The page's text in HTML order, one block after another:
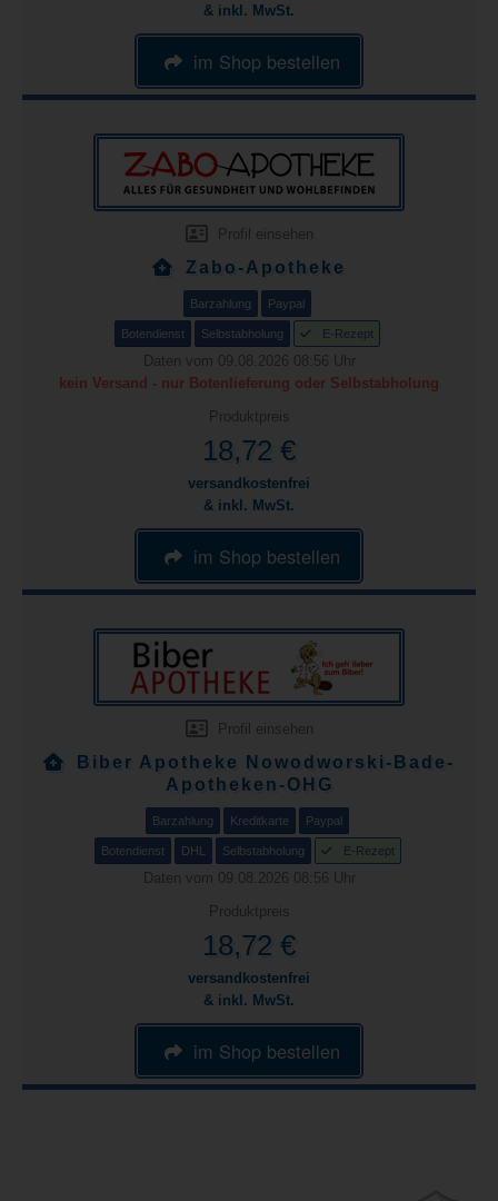
& inkl. MwSt.
im Shop bestellen
Profil einsehen
Zabo-Apotheke
Barzahlung Paypal
Botendienst Selbstabholung E-Rezept
Daten vom 09.08.2026 08:56 Uhr
kein Versand - nur Botenlieferung oder Selbstabholung
Produktpreis
18,72 €
versandkostenfrei
& inkl. MwSt.
im Shop bestellen
Profil einsehen
Biber Apotheke Nowodworski-Bade-
Apotheken-OHG
Barzahlung Kreditkarte Paypal
Botendienst DHL Selbstabholung E-Rezept
Daten vom 09.08.2026 08:56 Uhr
Produktpreis
18,72 €
versandkostenfrei
& inkl. MwSt.
im Shop bestellen